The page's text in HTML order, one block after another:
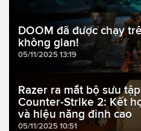
DOOM đã được chạy
không gian!
05/11/2025 13:19
Razer ra mắt bộ sưu
Counter-Strike 2: Kết
và hiệu năng đỉnh cao
05/11/2025 10:51